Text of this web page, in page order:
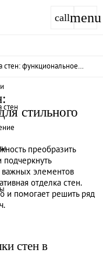
callmenu
стен
стен: функциональное
стильного
преобразить
подчеркнуть
важных элементов
отделка стен.
и помогает решить ряд
стен в